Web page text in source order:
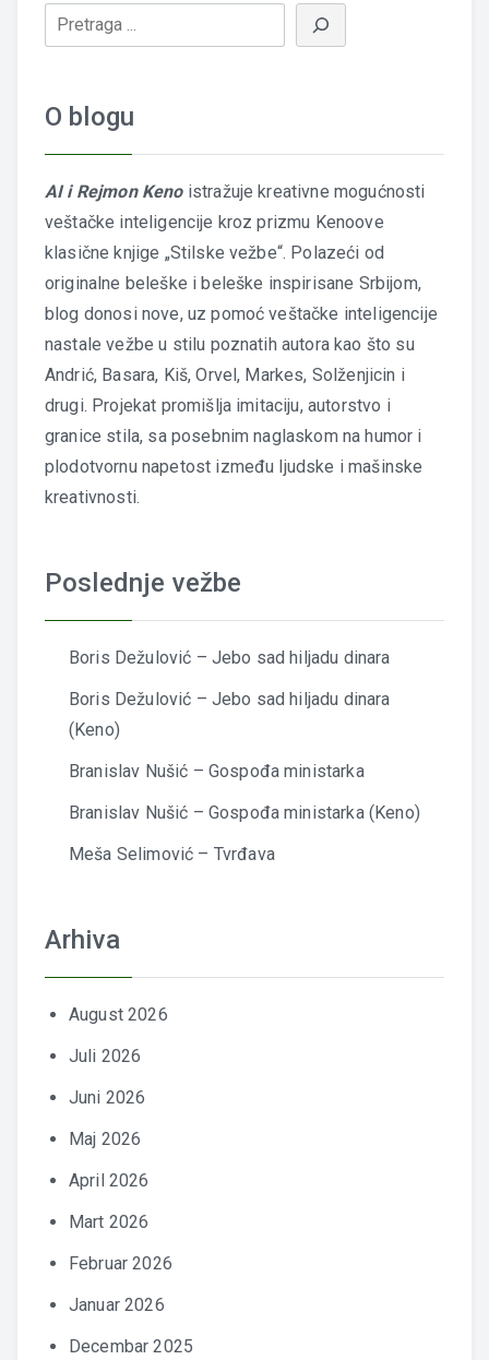
O blogu
AI i Rejmon Kenoistražuje kreativne mogućnosti
veštačke inteligencije kroz prizmu Kenoove
klasične knjige „Stilske vežbe“. Polazeći od
originalne beleške i beleške inspirisane Srbijom,
blog donosi nove, uz pomoć veštačke inteligencije
nastale vežbe u stilu poznatih autora kao što su
Andrić, Basara, Kiš, Orvel, Markes, Solženjicin i
drugi. Projekat promišlja imitaciju, autorstvo i
granice stila, sa posebnim naglaskom na humor i
plodotvornu napetost između ljudske i mašinske
kreativnosti.
Poslednje vežbe
Boris Dežulović – Jebo sad hiljadu dinara
Boris Dežulović – Jebo sad hiljadu dinara
(Keno)
Branislav Nušić – Gospođa ministarka
Branislav Nušić – Gospođa ministarka (Keno)
Meša Selimović – Tvrđava
Arhiva
August 2026
Juli 2026
Juni 2026
Maj 2026
April 2026
Mart 2026
Februar 2026
Januar 2026
Decembar 2025